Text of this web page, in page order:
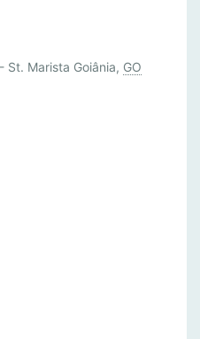
St. Marista Goiânia, GO